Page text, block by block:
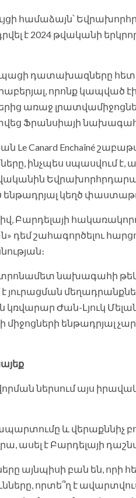
համաձայն՝
է 2024 թվականի
դատախազները
որոնք
առաջ
Ֆրանսիայի նախագահ
Le Canard Enchaîné
ինչպես սպասվում է,
կեղծ
Բարդելայի
դեմ շահագործելու
նախագահի
յուրացման
Ժան-Լյուկ
ենթադրյալ
ներսում այս
և վերաքննիչ
ասել է Բարդելայի
այնպիսի բան են, որի
որտե՞ղ է